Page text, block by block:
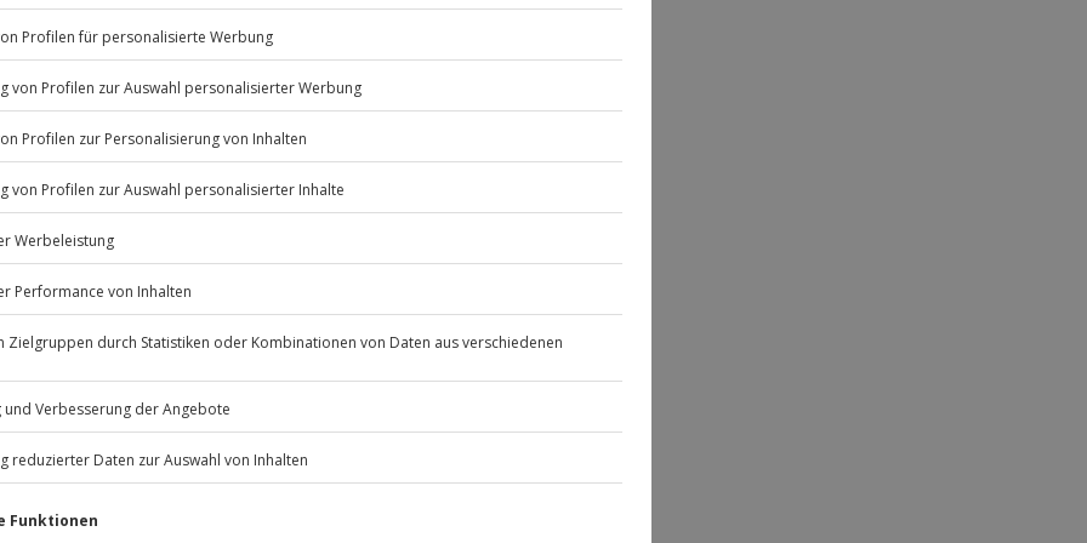
© OpenStreetMaps
Jochen SchweizerGmbH
Mühldorfstraße 8
81671 München
außer an bundesweiten